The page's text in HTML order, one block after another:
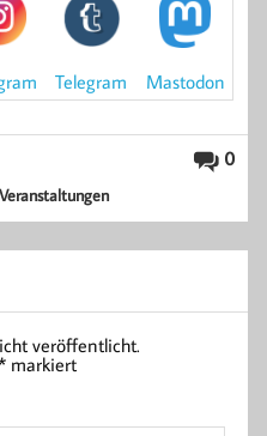
Telegram Mastodon
0
Veranstaltungen
veröffentlicht.
markiert